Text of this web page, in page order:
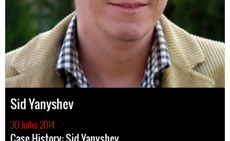
Sid Yanyshev
30 Julho 2014